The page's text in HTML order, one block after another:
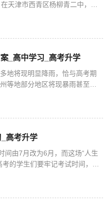
天津市西青区杨柳青二中，考
_高中学习_高考升学
地将现明显降雨，恰与高考期
等地部分地区将现暴雨甚至大
高考升学
间由7月改为6月，而这场“人生
的学生们要牢记考试时间，提